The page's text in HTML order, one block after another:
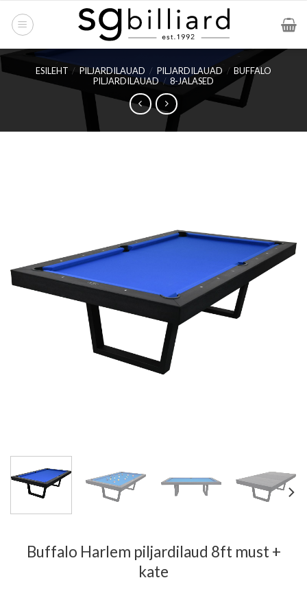
ESILEHT / PILJARDILAUAD / PILJARDILAUAD / BUFFALO
PILJARDILAUAD / 8-JALASED
Buffalo Harlem piljardilaud 8ft must +
kate